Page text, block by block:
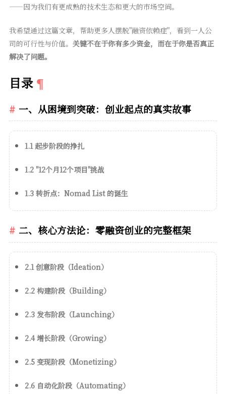
——因为我们有更成熟的技术生态和更大的市场空间。
我希望通过这篇文章，帮助更多人摆脱"融资依赖症"，看到一人公
司的可行性与价值。 关键不在于你有多少资金，而在于你是否真正
解决了问题。
目录
一、从困境到突破：创业起点的真实故事
1.1 起步阶段的挣扎
1.2 "12个月12个项目"挑战
1.3 转折点：Nomad List 的诞生
二、核心方法论：零融资创业的完整框架
2.1 创意阶段（Ideation）
2.2 构建阶段（Building）
2.3 发布阶段（Launching）
2.4 增长阶段（Growing）
2.5 变现阶段（Monetizing）
2.6 自动化阶段（Automating）